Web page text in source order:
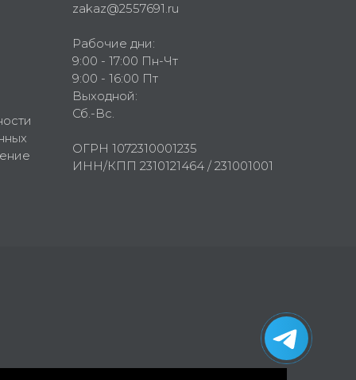
zakaz@2557691.ru
Рабочие дни:
9:00 - 17:00 Пн-Чт
9:00 - 16:00 Пт
Выходной:
Сб.-Вс.
ОГРН 1072310001235
ИНН/КПП 2310121464 / 231001001